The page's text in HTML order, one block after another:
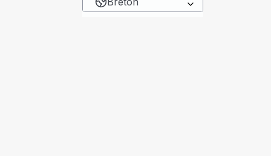
List additional actions